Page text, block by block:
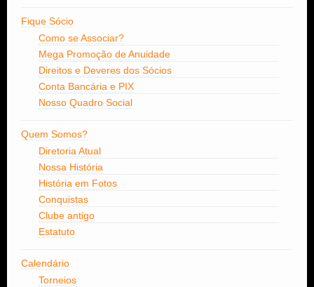
Fique Sócio
Como se Associar?
Mega Promoção de Anuidade
Direitos e Deveres dos Sócios
Conta Bancária e PIX
Nosso Quadro Social
Quem Somos?
Diretoria Atual
Nossa História
História em Fotos
Conquistas
Clube antigo
Estatuto
Calendário
Torneios